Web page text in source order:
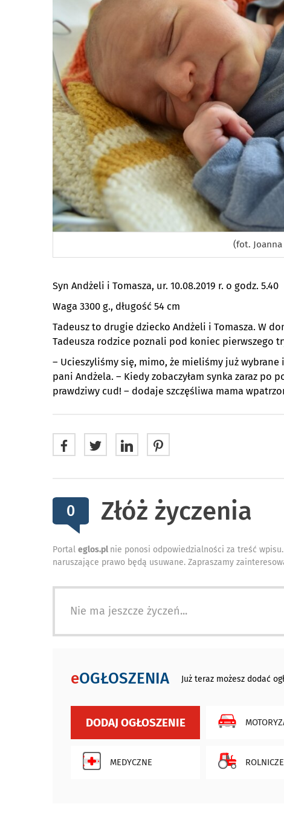
(fot. Joanna
Syn Andżeli i Tomasza, ur. 10.08.2019 r. o godz. 5.40
Waga 3300 g., długość 54 cm
Tadeusz to drugie dziecko Andżeli i Tomasza. W
Tadeusza rodzice poznali pod koniec pierwszego
– Ucieszyliśmy się, mimo, że mieliśmy już
pani Andżela. – Kiedy zobaczyłam synka zaraz po
prawdziwy cud! – dodaje szczęśliwa mama
0 Złóż życzenia
Portal eglos.pl nie ponosi odpowiedzialności za treść
naruszające prawo będą usuwane. Zapraszamy
Nie ma jeszcze życzeń...
eOGŁOSZENIA Już teraz możesz dodać
DODAJ OGŁOSZENIE
MEDYCZNE ROLNICZE